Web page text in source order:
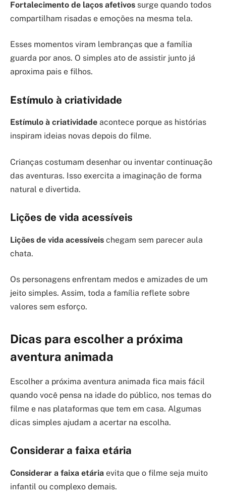
Fortalecimento de laços afetivos surge quando todos
compartilham risadas e emoções na mesma tela.
Esses momentos viram lembranças que a família
guarda por anos. O simples ato de assistir junto já
aproxima pais e filhos.
Estímulo à criatividade
Estímulo à criatividade acontece porque as histórias
inspiram ideias novas depois do filme.
Crianças costumam desenhar ou inventar continuação
das aventuras. Isso exercita a imaginação de forma
natural e divertida.
Lições de vida acessíveis
Lições de vida acessíveis chegam sem parecer aula
chata.
Os personagens enfrentam medos e amizades de um
jeito simples. Assim, toda a família reflete sobre
valores sem esforço.
Dicas para escolher a próxima
aventura animada
Escolher a próxima aventura animada fica mais fácil
quando você pensa na idade do público, nos temas do
filme e nas plataformas que tem em casa. Algumas
dicas simples ajudam a acertar na escolha.
Considerar a faixa etária
Considerar a faixa etária evita que o filme seja muito
infantil ou complexo demais.